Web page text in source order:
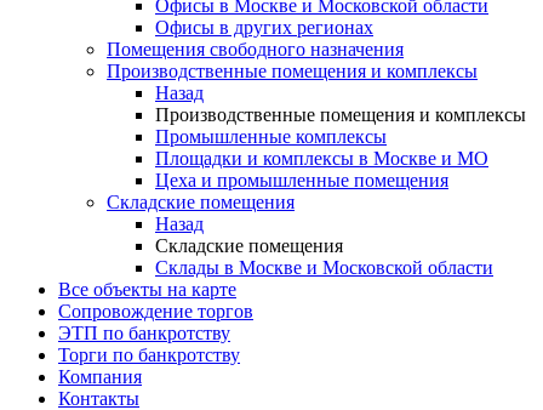
Офисы в Москве и Московской области
Офисы в других регионах
Помещения свободного назначения
Производственные помещения и комплексы
Назад
Производственные помещения и комплексы
Промышленные комплексы
Площадки и комплексы в Москве и МО
Цеха и промышленные помещения
Складские помещения
Назад
Складские помещения
Склады в Москве и Московской области
Все объекты на карте
Сопровождение торгов
ЭТП по банкротству
Торги по банкротству
Компания
Контакты